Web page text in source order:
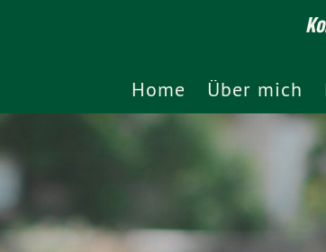
Home Über mich